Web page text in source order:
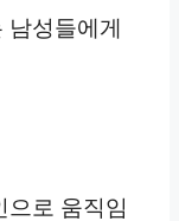
남성들에게
으로 움직임